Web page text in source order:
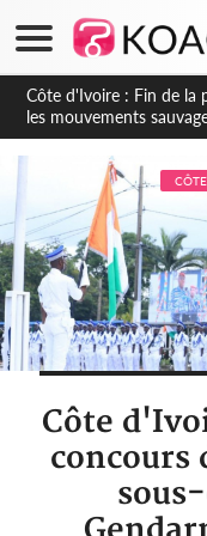
Côte d'Ivoire : Ouattara
déguerpissements
Côte
concours